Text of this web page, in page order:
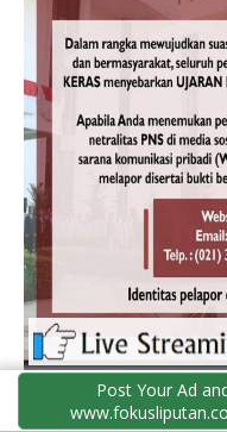
Post Your Ad